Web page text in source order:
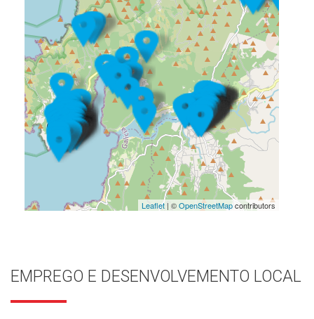
Leaflet| ©OpenStreetMapcontributors
EMPREGO E DESENVOLVEMENTO LOCAL